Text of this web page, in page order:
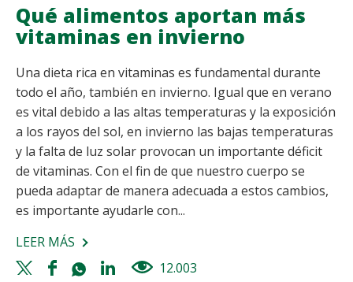
Qué alimentos aportan más
vitaminas en invierno
Una dieta rica en vitaminas es fundamental durante
todo el año, también en invierno. Igual que en verano
es vital debido a las altas temperaturas y la exposición
a los rayos del sol, en invierno las bajas temperaturas
y la falta de luz solar provocan un importante déficit
de vitaminas. Con el fin de que nuestro cuerpo se
pueda adaptar de manera adecuada a estos cambios,
es importante ayudarle con...
LEER MÁS SOBRE
QUÉ
TwitterFacebookWhatsappLinkedin12.003